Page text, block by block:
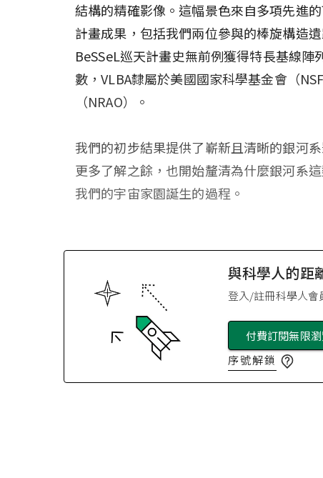
結構的精確影像。這幅景色來自多項先進
計畫成果，包括我們兩位參與的棒旋構造
BeSSeL巡天計畫史無前例獲得特長基線陣
數，VLBA隸屬於美國國家科學基金會（
（NRAO）。
我們的初步結果提供了嶄新且清晰的銀河
更多了解之餘，也開始釐清為什麼銀河系
我們的宇宙家園誕生的過程。
與科學人的距
登入/註冊科學人會
付費訂閱無限
序號解鎖